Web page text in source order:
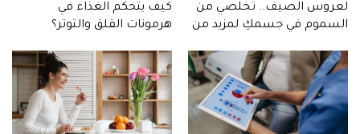
لعروس الصيف.. تخلصي من
السموم في جسمكِ لمزيد من
كيف يتحكم الغذاء في
هرمونات القلق والتوتر؟